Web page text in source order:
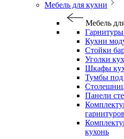
Мебель для кухни
Мебель
Кухни
Стойки
Уголки
Шкафы
Тумбы
Панели
гарнитуров
кухонь